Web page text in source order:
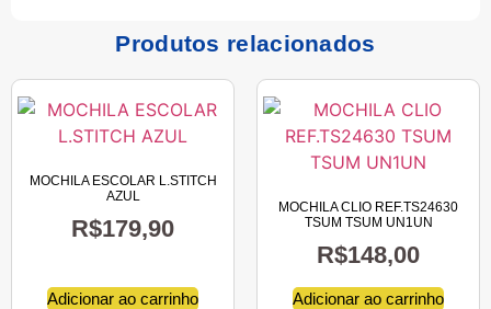
Produtos relacionados
MOCHILA ESCOLAR L.STITCH
AZUL
R$179,90
Adicionar ao carrinho
MOCHILA CLIO REF.TS24630
TSUM TSUM UN1UN
R$148,00
Adicionar ao carrinho